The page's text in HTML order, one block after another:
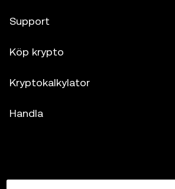
Support
Köp krypto
Kryptokalkylator
Handla